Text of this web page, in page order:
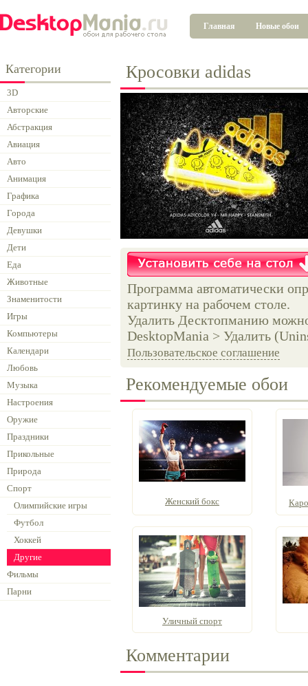
Главная Новые обои
Категории
3D
Авторские
Абстракция
Авиация
Авто
Анимация
Графика
Города
Девушки
Дети
Еда
Животные
Знаменитости
Игры
Компьютеры
Календари
Любовь
Музыка
Настроения
Оружие
Праздники
Прикольные
Природа
Спорт
Олимпийские игры
Футбол
Хоккей
Другие
Фильмы
Парни
Кросовки adidas
Программа автоматически
картинку на рабочем столе.
Удалить Десктопманию
DesktopMania > Удалить
Пользовательское соглашение
Рекомендуемые обои
Женский бокс
Уличный спорт
Комментарии